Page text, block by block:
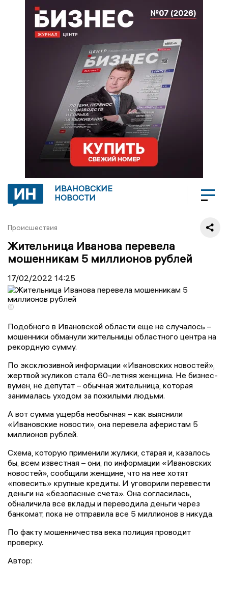
ИВАНОВСКИЕ
НОВОСТИ
Происшествия
Жительница Иванова перевела
мошенникам 5 миллионов рублей
17/02/2022 14:25
©
Подобного в Ивановской области еще не случалось –
мошенники обманули жительницы областного центра на
рекордную сумму.
По эксклюзивной информации «Ивановских новостей»,
жертвой жуликов стала 60-летняя женщина. Не бизнес-
вумен, не депутат – обычная жительница, которая
занималась уходом за пожилыми людьми.
А вот сумма ущерба необычная – как выяснили
«Ивановские новости», она перевела аферистам 5
миллионов рублей.
Схема, которую применили жулики, старая и, казалось
бы, всем известная – они, по информации «Ивановских
новостей», сообщили женщине, что на нее хотят
«повесить» крупные кредиты. И уговорили перевести
деньги на «безопасные счета». Она согласилась,
обналичила все вклады и переводила деньги через
банкомат, пока не отправила все 5 миллионов в никуда.
По факту мошенничества века полиция проводит
проверку.
Автор: